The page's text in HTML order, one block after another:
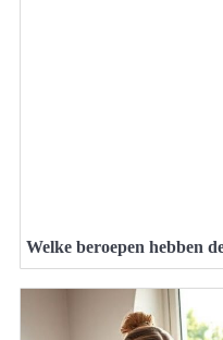
Welke beroepen hebben